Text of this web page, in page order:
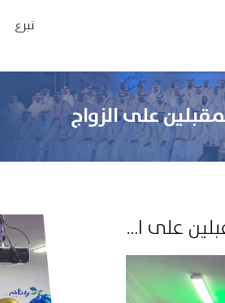
تبرع
“وئام” تحتفل بـ (300) برنامج لتأهيل المقبلين على الزواج